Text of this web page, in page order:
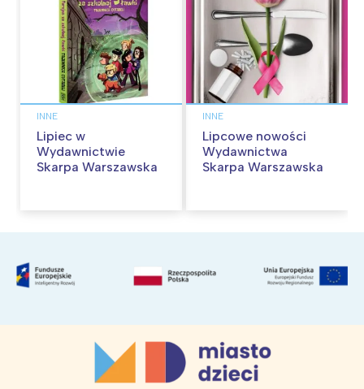
INNE
Lipiec w
Wydawnictwie
Skarpa Warszawska
INNE
Lipcowe nowości
Wydawnictwa
Skarpa Warszawska